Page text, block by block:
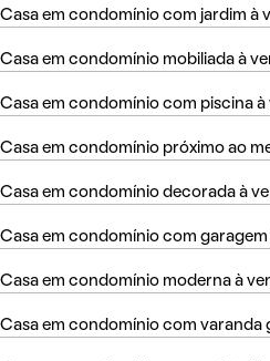
Casa em condomínio com jardim à
Casa em condomínio mobiliada à
Casa em condomínio com piscina à
Casa em condomínio próximo ao
Casa em condomínio decorada à
Casa em condomínio com garagem
Casa em condomínio moderna à
Casa em condomínio com varanda